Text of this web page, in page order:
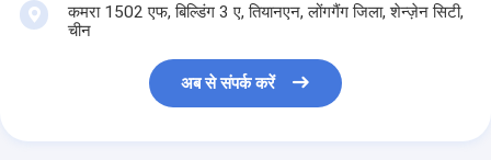
कमरा 1502 एफ, बिल्डिंग 3 ए, तियानएन, लोंगगैंग जिला, शेन्ज़ेन सिटी,
चीन
अब से संपर्क करें